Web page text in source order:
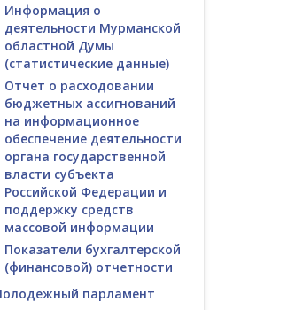
Информация о
деятельности Мурманской
областной Думы
(статистические данные)
Отчет о расходовании
бюджетных ассигнований
на информационное
обеспечение деятельности
органа государственной
власти субъекта
Российской Федерации и
поддержку средств
массовой информации
Показатели бухгалтерской
(финансовой) отчетности
парламент